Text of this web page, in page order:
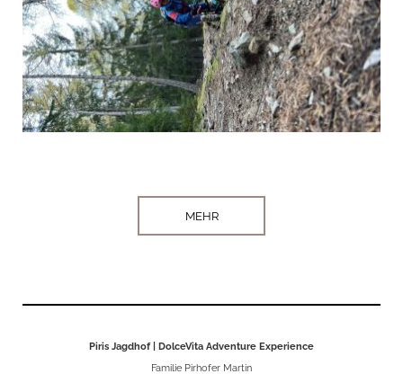
MEHR
Piris Jagdhof | DolceVita Adventure Experience
Familie Pirhofer Martin